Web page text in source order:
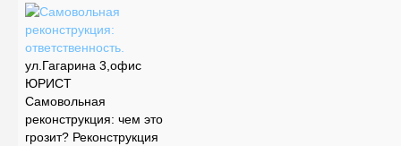
ул.Гагарина 3,офис
ЮРИСТ
Самовольная
реконструкция: чем это
грозит? Реконструкция